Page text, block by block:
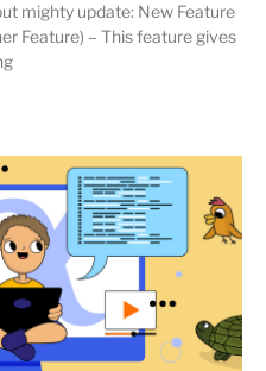
mighty update: New Feature
Feature) – This feature gives